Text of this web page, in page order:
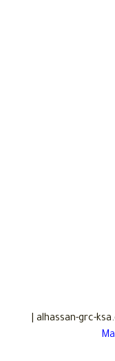
جميع الحقوق محفوظة 2026 © alhassan-grc-ksa.com |